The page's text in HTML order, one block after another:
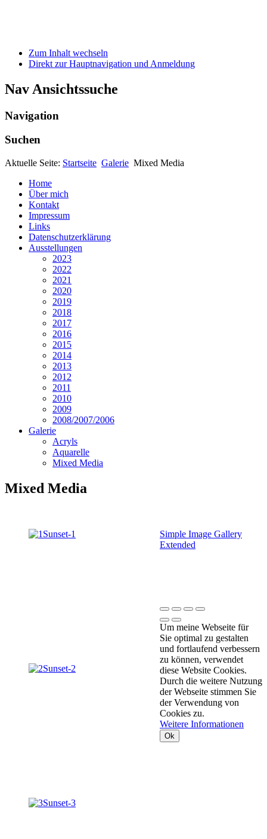
Zum Inhalt wechseln
Direkt zur Hauptnavigation und Anmeldung
Nav Ansichtssuche
Navigation
Suchen
Aktuelle Seite: Startseite Galerie Mixed Media
Home
Über mich
Kontakt
Impressum
Links
Datenschutzerklärung
Ausstellungen
2023
2022
2021
2020
2019
2018
2017
2016
2015
2014
2013
2012
2011
2010
2009
2008/2007/2006
Galerie
Acryls
Aquarelle
Mixed Media
Mixed Media
Simple Image Gallery
Extended
Um meine Webseite für
Sie optimal zu gestalten
und fortlaufend verbessern
zu können, verwendet
diese Website Cookies.
Durch die weitere Nutzung
der Webseite stimmen Sie
der Verwendung von
Cookies zu.
Weitere Informationen
Ok